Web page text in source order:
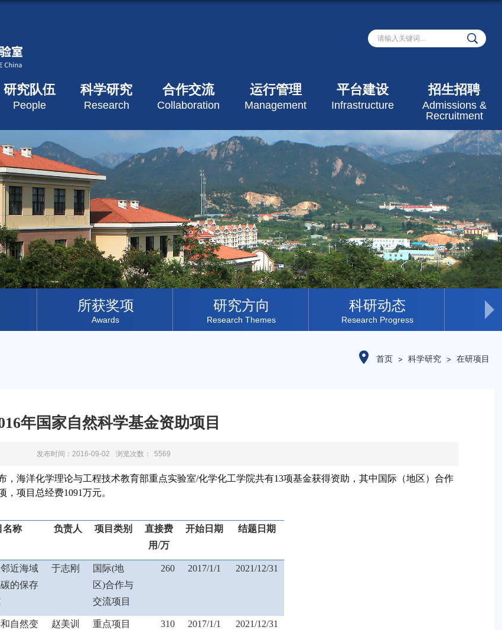
研究队伍
People
科学研究
Research
合作交流
Collaboration
运行管理
Management
平台建设
Infrastructure
招生招聘
Admissions &
Recruitment
所获奖项
Awards
研究方向
Research Themes
科研动态
Research Progress
发
首页 科学研究 在研项目
年国家自然科学基金资助项目
发布时间：2016-09-02 浏览次数： 5569
，海洋化学理论与工程技术教育部重点实验室/化学化工学院共有13项基金获得资助，其中国际（地区）合作
，项目总经费1091万元。
名称 负责人 项目类别
直接费
用/万
开始日期 结题日期
近海域
的保存
于志刚 国际(地
区)合作与
交流项目
260 2017/1/1 2021/12/31
自然变
赵美训 重点项目 310 2017/1/1 2021/12/31